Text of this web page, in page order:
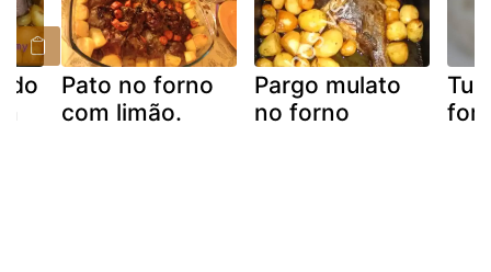
Pato no forno
com limão.
Pargo mulato
no forno